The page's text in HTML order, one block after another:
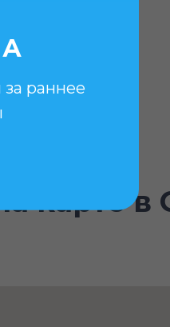
карте в
за раннее